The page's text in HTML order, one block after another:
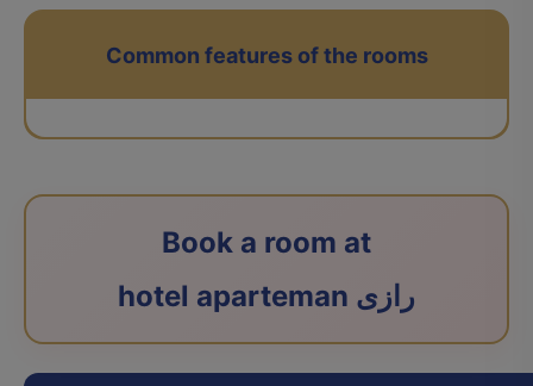
Common features of the rooms
Book a room at
hotel aparteman رازی